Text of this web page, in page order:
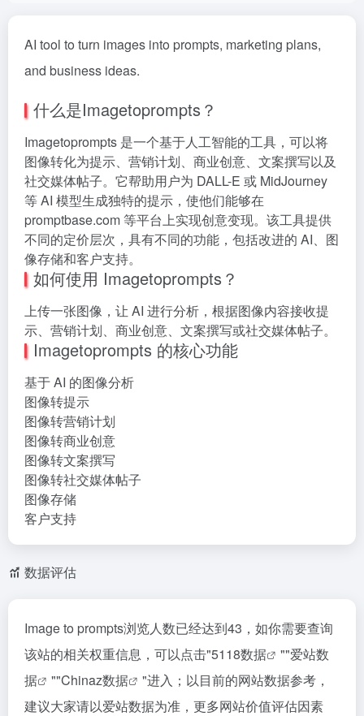
AI tool to turn images into prompts, marketing plans,
and business ideas.
什么是Imagetoprompts？
Imagetoprompts 是一个基于人工智能的工具，可以将
图像转化为提示、营销计划、商业创意、文案撰写以及
社交媒体帖子。它帮助用户为 DALL-E 或 MidJourney
等 AI 模型生成独特的提示，使他们能够在
promptbase.com 等平台上实现创意变现。该工具提供
不同的定价层次，具有不同的功能，包括改进的 AI、图
像存储和客户支持。
如何使用 Imagetoprompts？
上传一张图像，让 AI 进行分析，根据图像内容接收提
示、营销计划、商业创意、文案撰写或社交媒体帖子。
Imagetoprompts 的核心功能
基于 AI 的图像分析
图像转提示
图像转营销计划
图像转商业创意
图像转文案撰写
图像转社交媒体帖子
图像存储
客户支持
数据评估
Image to prompts浏览人数已经达到43，如你需要查询
该站的相关权重信息，可以点击"5118数据 ""爱站数
据
""Chinaz数据
"进入；以目前的网站数据参考，
建议大家请以爱站数据为准，更多网站价值评估因素